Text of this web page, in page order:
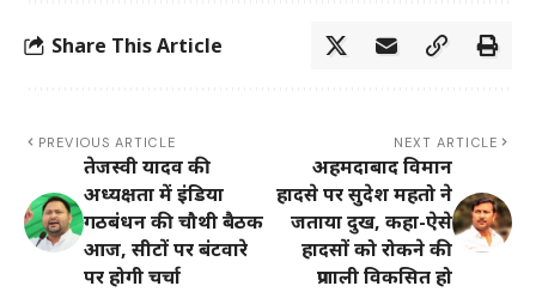
Share This Article
PREVIOUS ARTICLE
तेजस्वी यादव की
अध्यक्षता में इंडिया
गठबंधन की चौथी बैठक
आज, सीटों पर बंटवारे
पर होगी चर्चा
NEXT ARTICLE
अहमदाबाद विमान
हादसे पर सुदेश महतो ने
जताया दुख, कहा-ऐसे
हादसों को रोकने की
प्रणाली विकसित हो